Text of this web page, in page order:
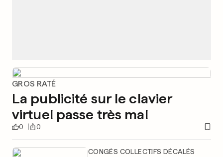
GROS RATÉ
La publicité sur le clavier
virtuel passe très mal
0 0
CONGÉS COLLECTIFS DÉCALÉS